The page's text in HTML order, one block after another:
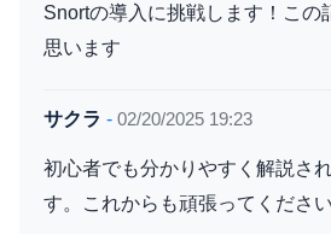
Snortの導入に挑戦します！この
思います
サクラ - 02/20/2025 19:23
初心者でも分かりやすく解説さ
す。これからも頑張ってください